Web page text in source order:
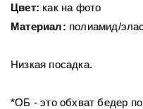
Цвет: как на фото
Материал: полиамид/
Низкая посадка.
*ОБ - это обхват бедер